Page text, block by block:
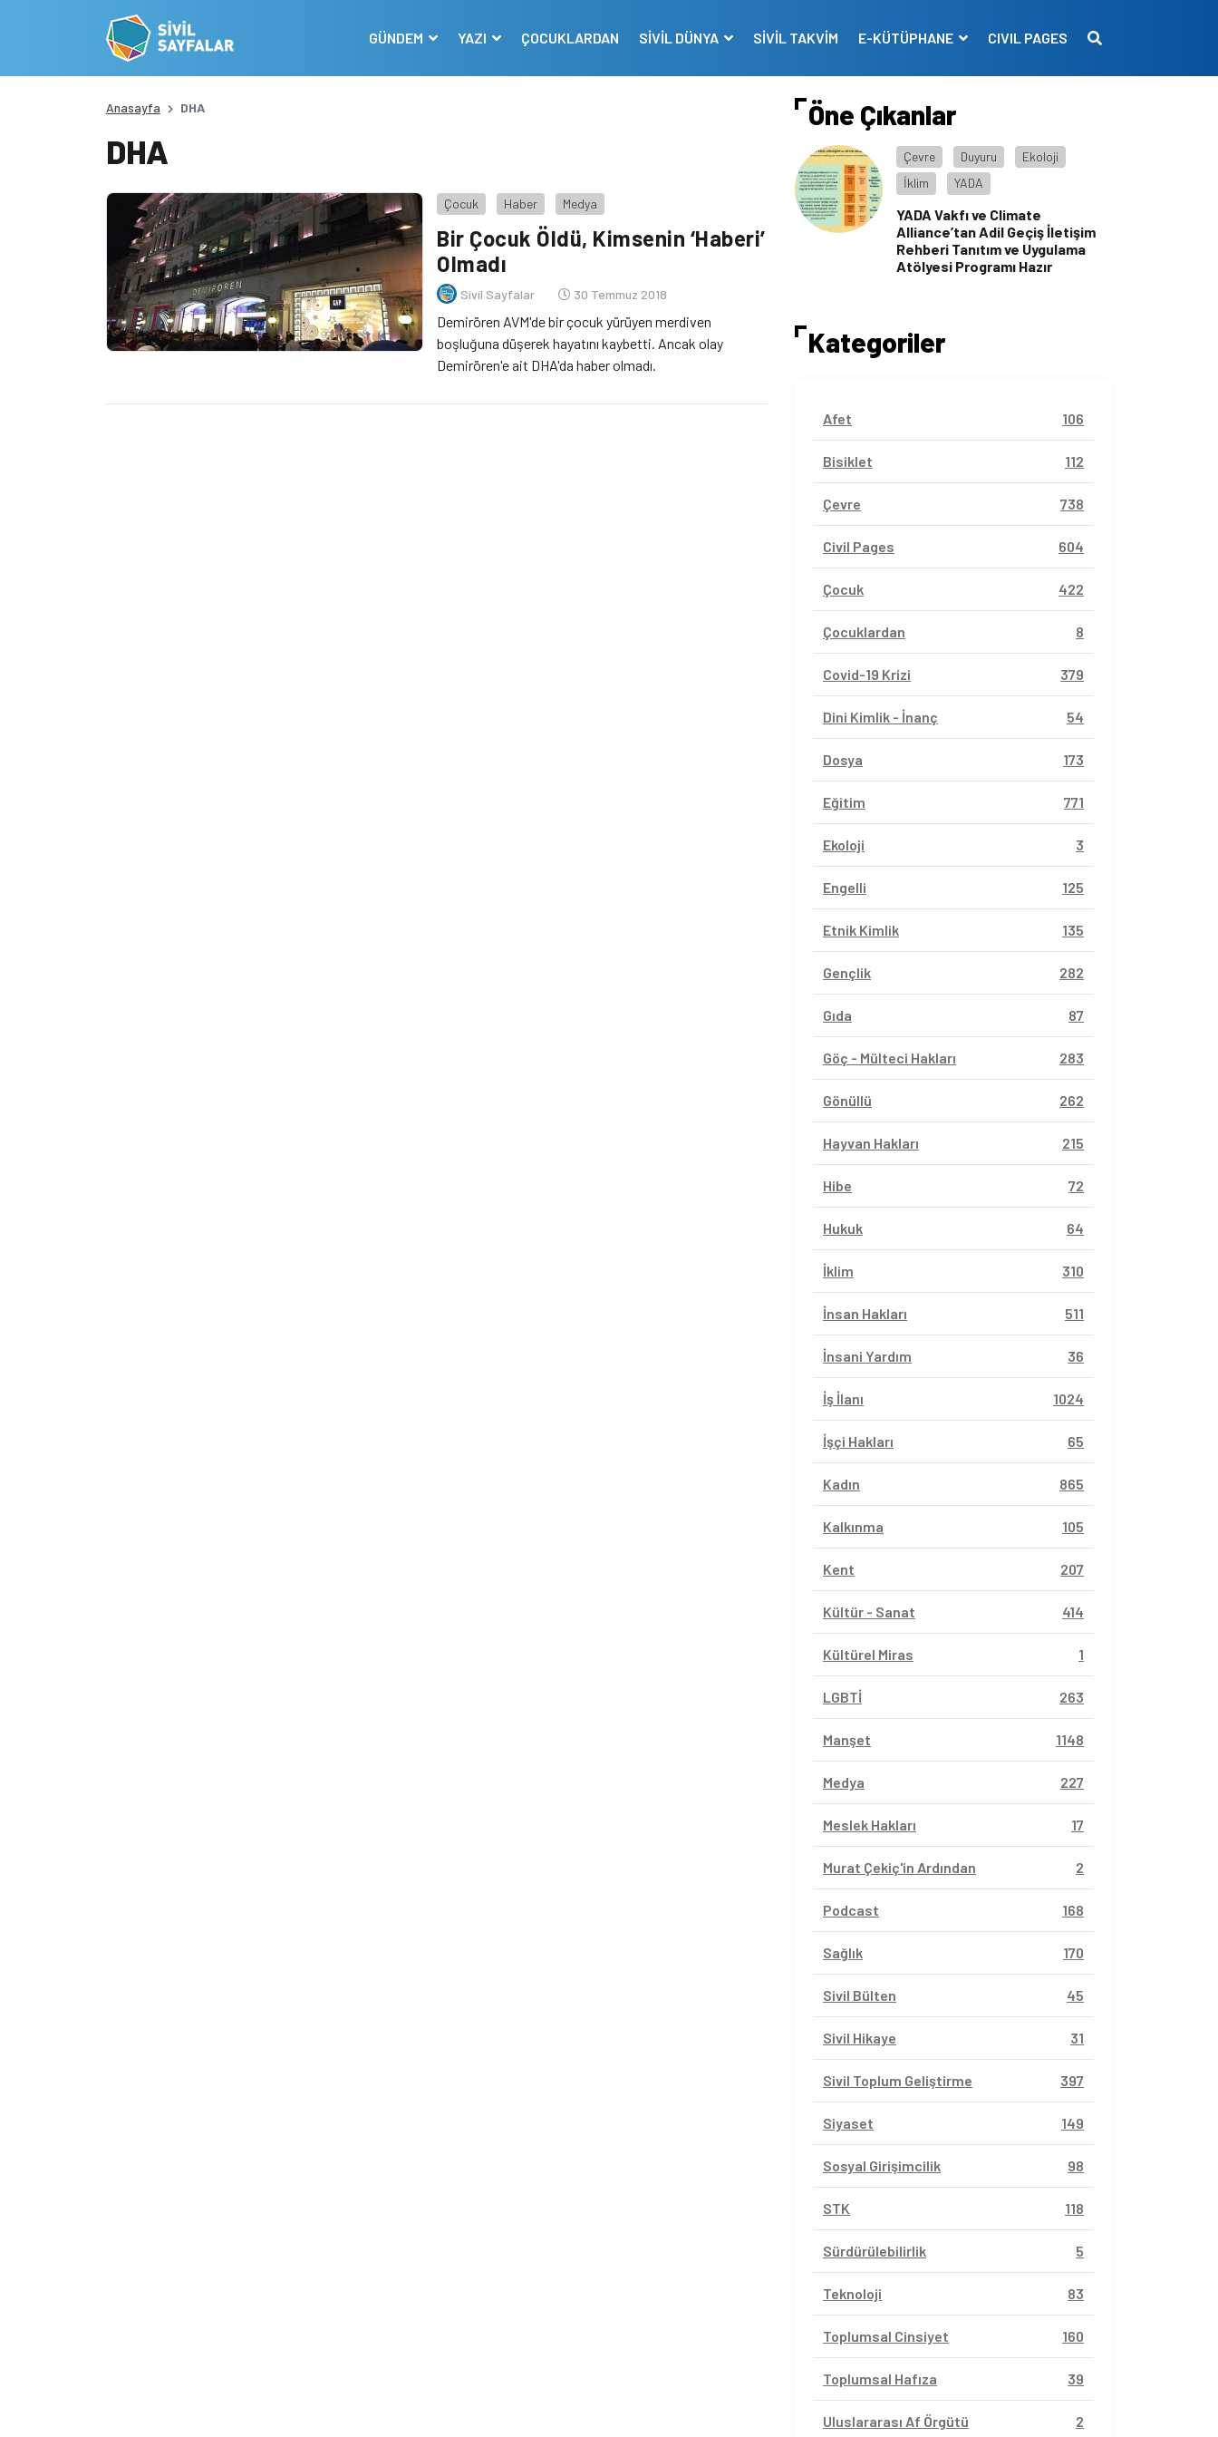
GÜNDEM YAZI ÇOCUKLARDAN SİVİL DÜNYA SİVİL TAKVİM E-KÜTÜPHANE CIVIL PAGES
Anasayfa DHA
DHA
Çocuk Haber Medya
Bir Çocuk Öldü, Kimsenin ‘Haberi’
Olmadı
Sivil Sayfalar 30 Temmuz 2018
Demirören AVM'de bir çocuk yürüyen merdiven
boşluğuna düşerek hayatını kaybetti. Ancak olay
Demirören'e ait DHA'da haber olmadı.
Öne Çıkanlar
Çevre Duyuru
Ekoloji
İklim
YADA
YADA Vakfı ve Climate
Alliance’tan Adil Geçiş İletişim
Rehberi Tanıtım ve Uygulama
Atölyesi Programı Hazır
Kategoriler
Afet 106
Bisiklet 112
Çevre 738
Civil Pages 604
Çocuk 422
Çocuklardan 8
Covid-19 Krizi 379
Dini Kimlik - İnanç 54
Dosya 173
Eğitim 771
Ekoloji 3
Engelli 125
Etnik Kimlik 135
Gençlik 282
Gıda 87
Göç - Mülteci Hakları 283
Gönüllü 262
Hayvan Hakları 215
Hibe 72
Hukuk 64
İklim 310
İnsan Hakları 511
İnsani Yardım 36
İş İlanı 1024
İşçi Hakları 65
Kadın 865
Kalkınma 105
Kent 207
Kültür - Sanat 414
Kültürel Miras 1
LGBTİ 263
Manşet 1148
Medya 227
Meslek Hakları 17
Murat Çekiç'in Ardından 2
Podcast 168
Sağlık 170
Sivil Bülten 45
Sivil Hikaye 31
Sivil Toplum Geliştirme 397
Siyaset 149
Sosyal Girişimcilik 98
STK 118
Sürdürülebilirlik 5
Teknoloji 83
Toplumsal Cinsiyet 160
Toplumsal Hafıza 39
Uluslararası Af Örgütü 2